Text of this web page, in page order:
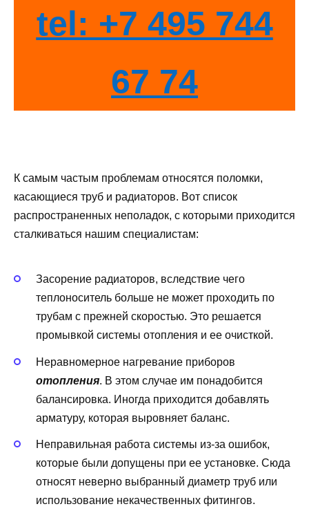
tel: +7 495 744
67 74
К самым частым проблемам относятся поломки,
касающиеся труб и радиаторов. Вот список
распространенных неполадок, с которыми приходится
сталкиваться нашим специалистам:
Засорение радиаторов, вследствие чего
теплоноситель больше не может проходить по
трубам с прежней скоростью. Это решается
промывкой системы отопления и ее очисткой.
Неравномерное нагревание приборов
отопления. В этом случае им понадобится
балансировка. Иногда приходится добавлять
арматуру, которая выровняет баланс.
Неправильная работа системы из-за ошибок,
которые были допущены при ее установке. Сюда
относят неверно выбранный диаметр труб или
использование некачественных фитингов.